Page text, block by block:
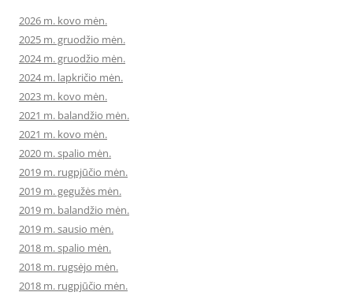
2026 m. kovo mėn.
2025 m. gruodžio mėn.
2024 m. gruodžio mėn.
2024 m. lapkričio mėn.
2023 m. kovo mėn.
2021 m. balandžio mėn.
2021 m. kovo mėn.
2020 m. spalio mėn.
2019 m. rugpjūčio mėn.
2019 m. gegužės mėn.
2019 m. balandžio mėn.
2019 m. sausio mėn.
2018 m. spalio mėn.
2018 m. rugsėjo mėn.
2018 m. rugpjūčio mėn.